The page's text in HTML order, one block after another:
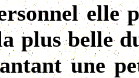
elle
plus belle
une